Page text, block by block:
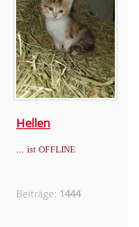
Hellen
... ist OFFLINE
Beiträge: 1444